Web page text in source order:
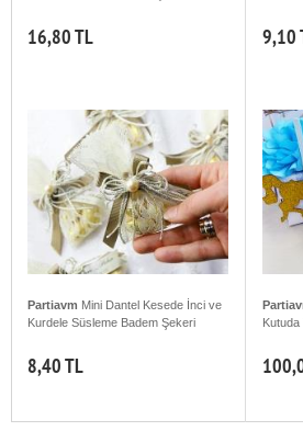
16,80 TL 9,10
Partiavm Mini Dantel Kesede İnci ve
Kurdele Süsleme Badem Şekeri
8,40 TL
Kutuda